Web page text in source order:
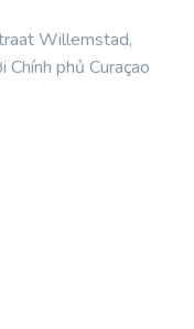
Willemstad,
phủ Curaçao